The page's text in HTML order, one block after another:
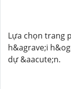
Lựa chọn trang
h&agrave;i
dự &aacute;n.